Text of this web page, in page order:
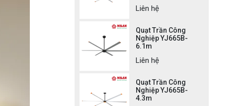
Liên hệ
Quạt Trần Công
Nghiệp YJ665B-
6.1m
Liên hệ
Quạt Trần Công
Nghiệp YJ665B-
4.3m